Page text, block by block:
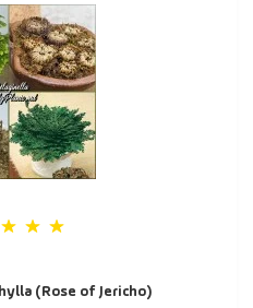
(Rose of Jericho)